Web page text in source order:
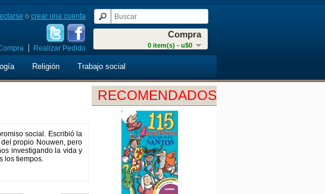
Compra
0 item(s) - u$0
o crear una cuenta
Realizar Pedido
Religión Trabajo social
RECOMENDADOS
social. Escribió la
propio Nouwen, pero
investigando la vida y
los tiempos.